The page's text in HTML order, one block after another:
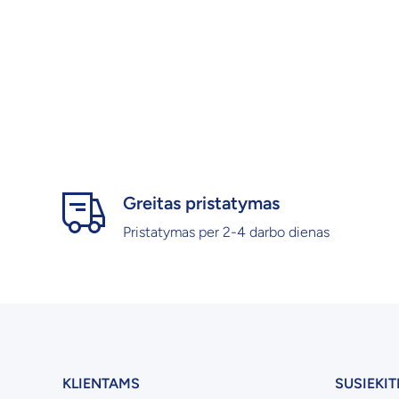
Greitas pristatymas
Pristatymas per 2-4 darbo dienas
KLIENTAMS